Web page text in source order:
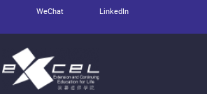
WeChat LinkedIn